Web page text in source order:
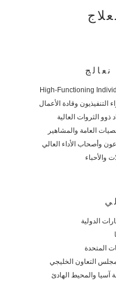
نعالج
High-Functioning
التنفيذيون وقادة الأعمال
ذوو الثروات العالية
العامة والمشاهير
وأصحاب الأداء العالي
والأحباء
الدولية
المتحدة
التعاون الخليجي
آسيا والمحيط الهادئ